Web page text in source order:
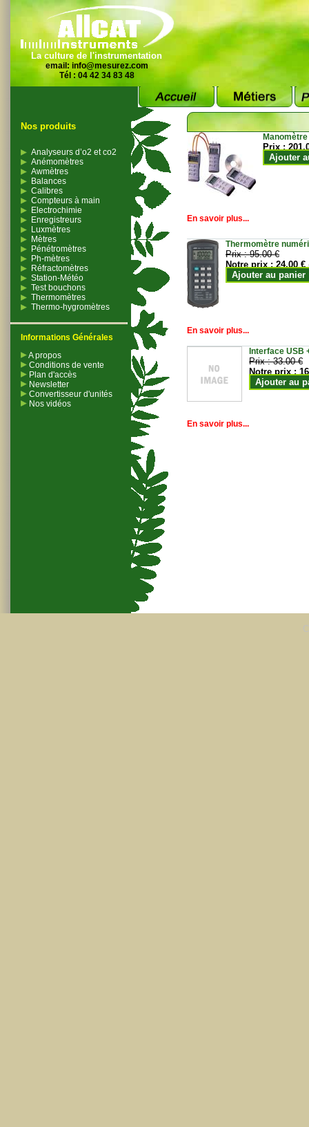
La culture de l'instrumentation
email: info@mesurez.com
Tél : 04 42 34 83 48
Nos produits
Analyseurs d’o2 et co2
Anémomètres
Awmètres
Balances
Calibres
Compteurs à main
Electrochimie
Enregistreurs
Luxmètres
Mètres
Pénétromètres
Ph-mètres
Réfractomètres
Station-Météo
Test bouchons
Thermomètres
Thermo-hygromètres
Informations Générales
A propos
Conditions de vente
Plan d'accès
Newsletter
Convertisseur d'unités
Nos vidéos
Prix :
Ajouter
En savoir plus...
Thermomètre
Prix :95.00 €
Notre prix :24.00 €
Ajouter au panier
En savoir plus...
Interface USB
Prix :33.00 €
Notre prix :
Ajouter au
En savoir plus...